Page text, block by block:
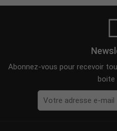
Abonnez-vous pour recevoir
boite